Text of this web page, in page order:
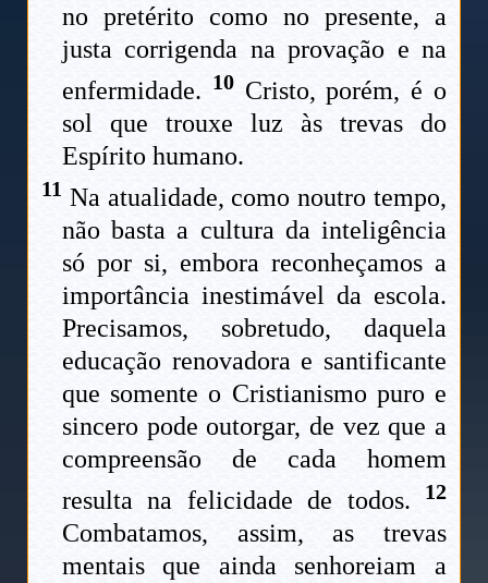
no pretérito como no presente, a
justa corrigenda na provação e na
enfermidade. 10Cristo, porém, é o
sol que trouxe luz às trevas do
Espírito humano.
11 Na atualidade, como noutro tempo,
não basta a cultura da inteligência
só por si, embora reconheçamos a
importância inestimável da escola.
Precisamos, sobretudo, daquela
educação renovadora e santificante
que somente o Cristianismo puro e
sincero pode outorgar, de vez que a
compreensão de cada homem
resulta na felicidade de todos.
12
Combatamos, assim, as trevas
mentais que ainda senhoreiam a